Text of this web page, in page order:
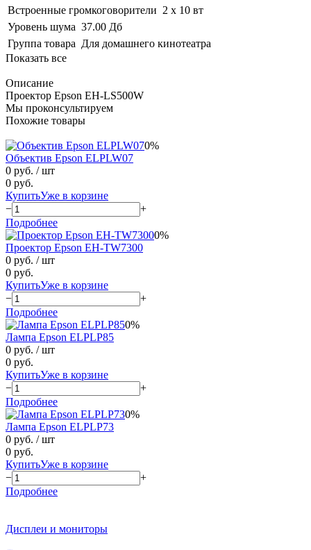
Встроенные громкоговорители 2 x 10 вт
Уровень шума 37.00 Дб
Группа товара Для домашнего кинотеатра
Показать все
Описание
Проектор Epson EH-LS500W
Мы проконсультируем
Похожие товары
0%
Объектив Epson ELPLW07
0 руб. / шт
0 руб.
КупитьУже в корзине
−
+
Подробнее
0%
Проектор Epson EH-TW7300
0 руб. / шт
0 руб.
КупитьУже в корзине
−
+
Подробнее
0%
Лампа Epson ELPLP85
0 руб. / шт
0 руб.
КупитьУже в корзине
−
+
Подробнее
0%
Лампа Epson ELPLP73
0 руб. / шт
0 руб.
КупитьУже в корзине
−
+
Подробнее
Дисплеи и мониторы